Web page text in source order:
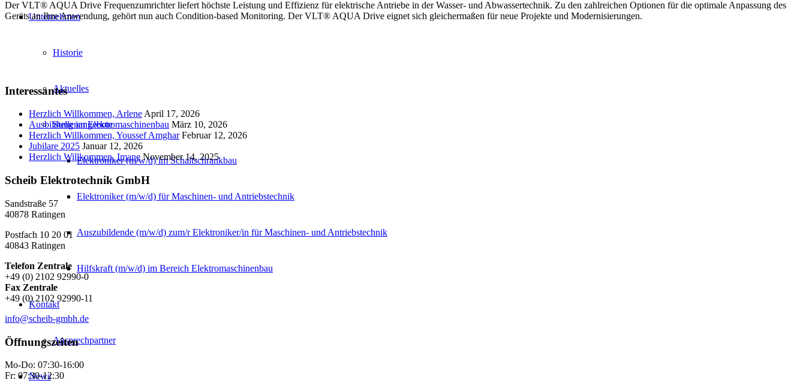
Unternehmen
Historie
Aktuelles
Stellenangebote
Elektroniker (m/w/d) im Schaltschrankbau
Elektroniker (m/w/d) für Maschinen- und Antriebstechnik
Auszubildende (m/w/d) zum/r Elektroniker/in für Maschinen- und Antriebstechnik
Hilfskraft (m/w/d) im Bereich Elektromaschinenbau
Kontakt
Ansprechpartner
News
Der VLT® AQUA Drive Frequenzumrichter liefert höchste Leistung und Effizienz für elektrische Antriebe in der Wasser- und Abwassertechnik. Zu den zahlreichen Optionen für die optimale Anpassung des
Geräts an Ihre Anwendung, gehört nun auch Condition-based Monitoring. Der VLT® AQUA Drive eignet sich gleichermaßen für neue Projekte und Modernisierungen.
Interessantes
Herzlich Willkommen, ArleneApril 17, 2026
Ausbildung im Elektromaschinenbau März 10, 2026
Herzlich Willkommen, Youssef Amghar Februar 12, 2026
Jubilare 2025 Januar 12, 2026
Herzlich Willkommen, Imane November 14, 2025
Scheib Elektrotechnik GmbH
Sandstraße 57
40878 Ratingen
Postfach 10 20 01
40843 Ratingen
Telefon Zentrale
+49 (0) 2102 92990-0
Fax Zentrale
+49 (0) 2102 92990-11
info@scheib-gmbh.de
Öffnungszeiten
Mo-Do: 07:30-16:00
Fr: 07:30-12:30